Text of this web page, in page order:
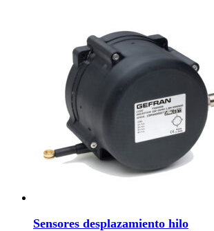
Sensores desplazamiento hilo